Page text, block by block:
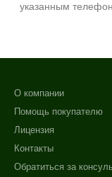
указанным
О компании
Помощь покупателю
Лицензия
Контакты
Обратиться за